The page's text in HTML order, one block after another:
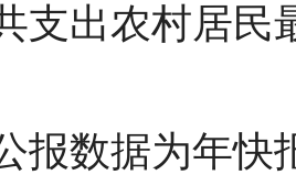
支出农村居
报数据为年快